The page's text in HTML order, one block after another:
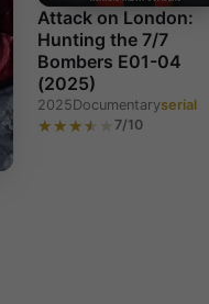
Attack on London:
Hunting the 7/7
Bombers E01-04
(2025)
2025Documentaryserial
7/10